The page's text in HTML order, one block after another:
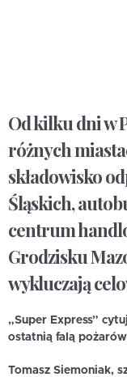
Od kilku dni w
różnych
składowisko
Śląskich,
centrum
Grodzisku
wykluczają
„Super Express”
ostatnią falą
Tomasz Siemoniak,